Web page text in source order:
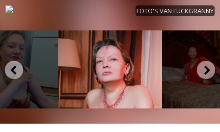
FOTO'S VAN FUCKGRANNY